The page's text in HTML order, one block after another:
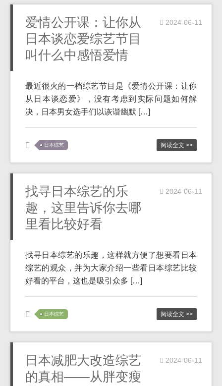
爱情公开课：让你从
日本谈恋爱综艺节目
叫什么中感悟爱情
2024-06-11
最近很火的一档综艺节目是《爱情公开课：让你
从日本谈恋爱》，没有考虑到实际问题如何解
决，日本男女选手们以诙谐幽默 […]
日本综艺 阅读全文 >>
找寻日本综艺的乐
趣，这里告诉你去哪
里看比较好看
2024-06-11
找寻日本综艺的乐趣，这样就方便了想要看日本
综艺的观众，并为大家介绍一些看日本综艺比较
好看的平台，这也是吸引众多 […]
日本综艺 阅读全文 >>
日本减肥大改造综艺
的真相——从胖变瘦
2024-06-11